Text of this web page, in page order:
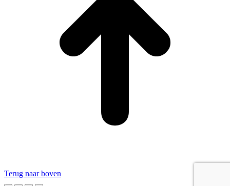
Terug naar boven